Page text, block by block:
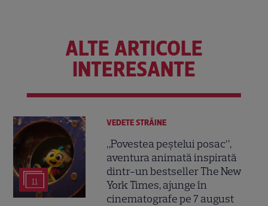
ALTE ARTICOLE
INTERESANTE
11
VEDETE STRĂINE
„Povestea peștelui posac”,
aventura animată inspirată
dintr-un bestseller The New
York Times, ajunge în
cinematografe pe 7 august